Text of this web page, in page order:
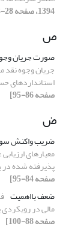
1394، صفحه 28-43]
ص
صورت جریان
جریان وجوه نقد
استانداردهای
صفحه 86-95]
ض
ضریب واکنش
معیارهای
پذیرفته شده در
صفحه 84-95]
ضعف بااهمیت
مالی در
صفحه 88-100]